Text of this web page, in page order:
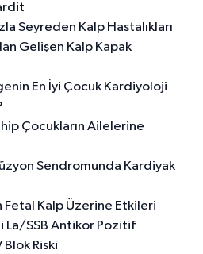
Seyreden Kalp Hastalıkları
Gelişen Kalp Kapak
En İyi Çocuk Kardiyoloji
Çocukların Ailelerine
Sendromunda Kardiyak
Kalp Üzerine Etkileri
La/SSB Antikor Pozitif
Riski